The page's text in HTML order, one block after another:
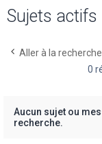
Sujets actifs
Aller à la
0
Aucun sujet ou
recherche.